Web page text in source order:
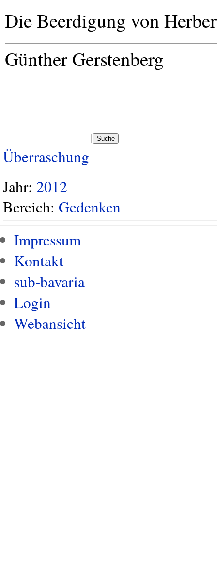
Die Beerdigung von
Günther Gerstenberg
Suche
Überraschung
Jahr: 2012
Bereich: Gedenken
Impressum
Kontakt
sub-bavaria
Login
Webansicht